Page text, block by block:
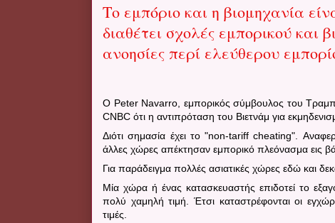
Το εμπόριο και η βιομηχανία
διαθέτει σχολές εμπορικού και
ανοησίες περί ελεύθερου
Ο Peter Navarro, εμπορικός σύμβουλος του
CNBC ότι η αντιπρόταση του Βιετνάμ για
Διότι σημασία έχει το "non-tariff cheating".
άλλες χώρες απέκτησαν εμπορικό πλεόνασμα εις
Για παράδειγμα πολλές ασιατικές χώρες εδώ και
Μία χώρα ή ένας κατασκευαστής επιδοτεί το
πολύ χαμηλή τιμή. Έτσι καταστρέφονται οι
τιμές.